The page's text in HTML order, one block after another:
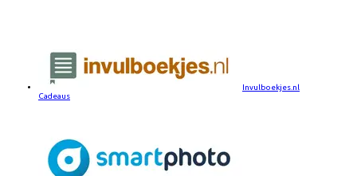
Invulboekjes.nl
Cadeaus